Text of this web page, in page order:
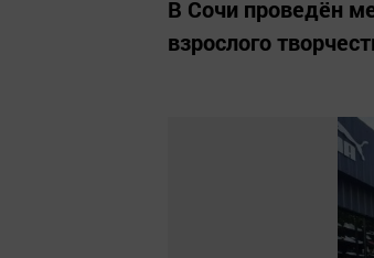
В Сочи проведён
взрослого